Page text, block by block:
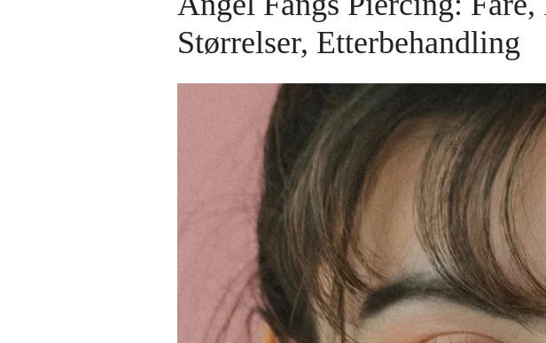
Størrelser, Etterbehandling